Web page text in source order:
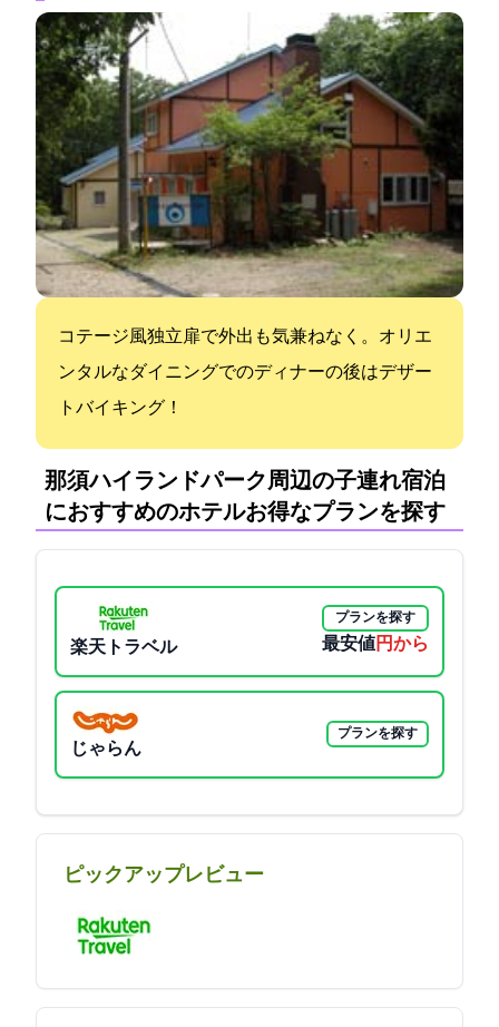
コテージ風独立扉で外出も気兼ねなく。オリエ
ンタルなダイニングでのディナーの後はデザー
トバイキング！
那須ハイランドパーク周辺の子連れ宿泊
におすすめのホテル:お得なプランを探す
楽天トラベル
プランを探す
最安値4730円から
じゃらん
プランを探す
ピックアップレビュー